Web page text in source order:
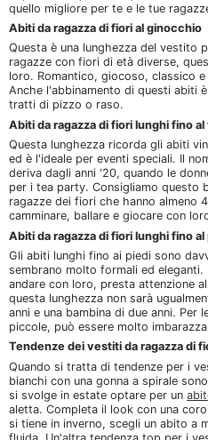
quello migliore per te e le tue
Abiti da ragazza di fiori al ginocchio
Questa è una lunghezza del vestito
ragazze con fiori di età diverse,
loro. Romantico, giocoso, classico
Anche l'abbinamento di questi abiti
tratti di pizzo o raso.
Abiti da ragazza di fiori lunghi fino al
Questa lunghezza ricorda gli abiti
ed è l'ideale per eventi speciali. Il
deriva dagli anni '20, quando le
per i tea party. Consigliamo questo
ragazze dei fiori che hanno almeno
camminare, ballare e giocare con
Abiti da ragazza di fiori lunghi fino
Gli abiti lunghi fino ai piedi sono
sembrano molto formali ed
andare con loro, presta attenzione
questa lunghezza non sarà
anni e una bambina di due anni. Per
piccole, può essere molto
Tendenze dei vestiti da ragazza di
Quando si tratta di tendenze per i
bianchi con una gonna a spirale
si svolge in estate optare per un
aletta. Completa il look con una
si tiene in inverno, scegli un abito a